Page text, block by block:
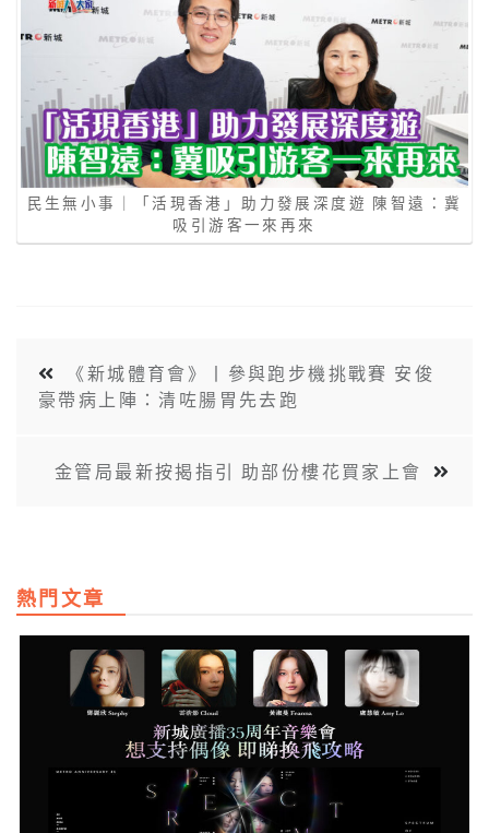
民生無小事｜「活現香港」助力發展深度遊 陳智遠：冀
吸引游客一來再來
《新城體育會》丨參與跑步機挑戰賽 安俊
豪帶病上陣：清咗腸胃先去跑
金管局最新按揭指引 助部份樓花買家上會
熱門文章